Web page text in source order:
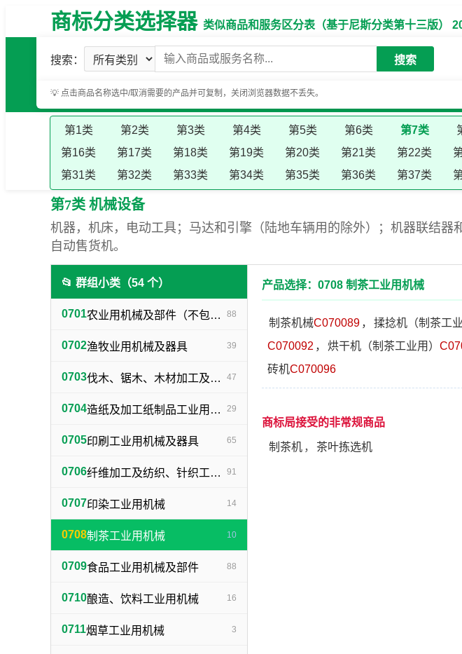
商标分类选择器类似商品和服务区分表（基于尼斯分类第十三版）
搜索： 搜索
💡 点击商品名称选中/取消需要的产品并可复制，关闭浏览器数据不丢失。
第1类 第2类 第3类 第4类 第5类 第6类 第7类
第16类
第17类 第18类 第19类 第20类 第21类 第22类
第31类
第32类 第33类 第34类 第35类 第36类 第37类
第7类 机械设备
机器，机床，电动工具；马达和引擎（陆地车辆用的除外）；机器联结
自动售货机。
📂 群组小类（54 个）
0701 农业用机械及部件（不包括小农具） 88
0702渔牧业用机械及器具 39
0703 伐木、锯木、木材加工及火柴生产用机械及器具 47
0704 造纸及加工纸制品工业用机械及器具 29
0705印刷工业用机械及器具 65
0706 纤维加工及纺织、针织工业用机械及部件 91
0707印染工业用机械 14
0708制茶工业用机械 10
0709食品工业用机械及部件 88
0710酿造、饮料工业用机械 16
0711烟草工业用机械 3
产品选择：0708 制茶工业用机械
制茶机械C070089 ， 揉捻机（制茶工业
C070092 ， 烘干机（制茶工业用）
砖机C070096
商标局接受的非常规商品
制茶机 ， 茶叶拣选机